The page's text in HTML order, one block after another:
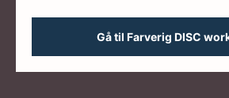
Gå til Farverig DISC